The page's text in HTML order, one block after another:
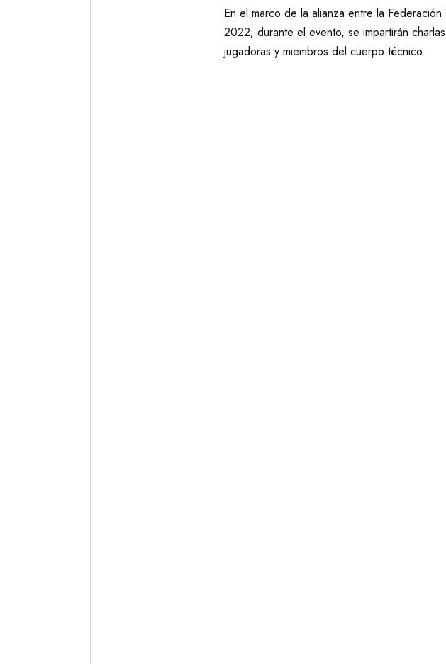
En el marco de la alianza entre la
2022; durante el evento, se impartirán
jugadoras y miembros del cuerpo técnico.